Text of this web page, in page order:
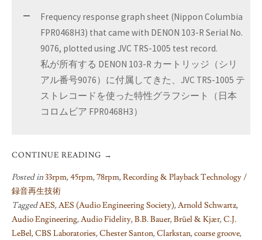
Frequency response graph sheet (Nippon Columbia
FPR0468H3) that came with DENON 103-R Serial No.
9076, plotted using JVC TRS-1005 test record.
私が所有する DENON 103-R カートリッジ（シリ
アル番号9076）に付属してきた、JVC TRS-1005 テ
ストレコードを使った特性グラフシート（日本
コロムビア FPR0468H3）
CONTINUE READING →
Posted in33rpm,45rpm,78rpm,Recording & Playback Technology /
録音再生技術
TaggedAES,AES (Audio Engineering Society),Arnold Schwartz,
Audio Engineering,Audio Fidelity,B.B. Bauer,Brüel & Kjær,C.J.
LeBel,CBS Laboratories,Chester Santon,Clarkstan,coarse groove,